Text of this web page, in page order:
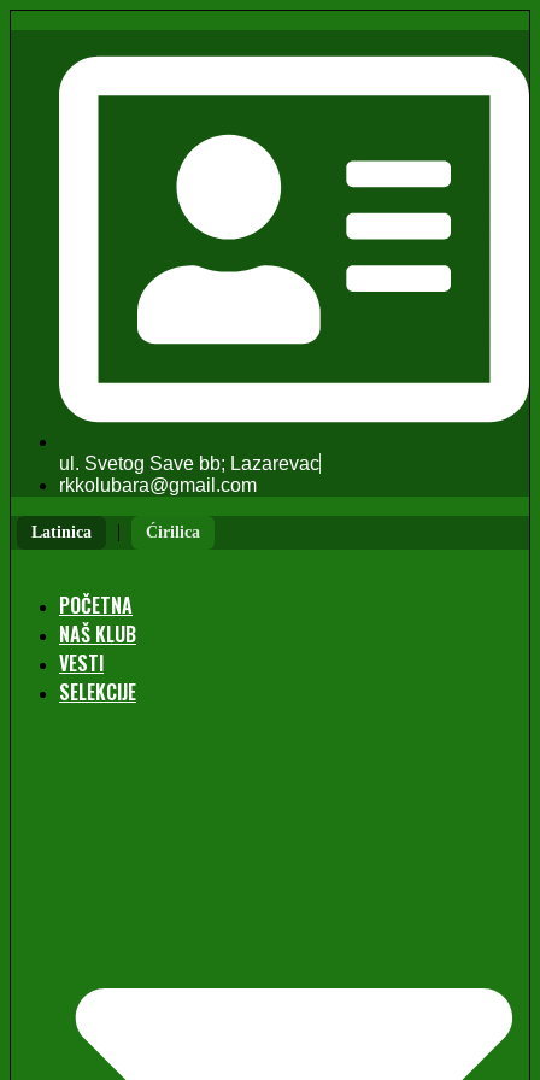
ul. Svetog Save bb; Lazarevac
rkkolubara@gmail.com
Latinica | Ćirilica
POČETNA
NAŠ KLUB
VESTI
SELEKCIJE